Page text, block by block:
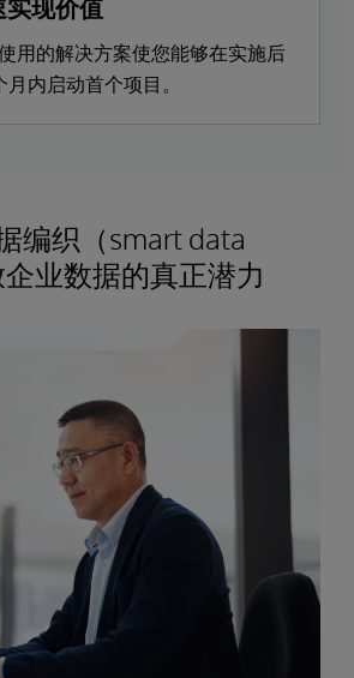
实现价值
用的解决方案使您能够在实施后
月内启动首个项目。
编织（smart data
业数据的真正潜力